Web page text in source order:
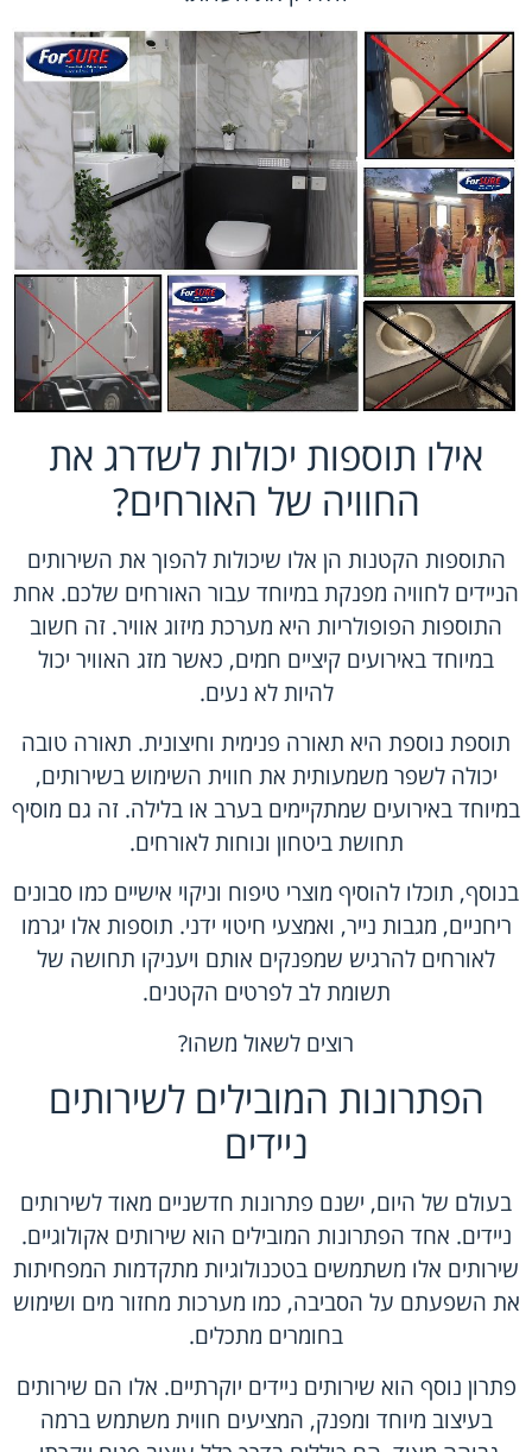
אילו תוספות יכולות לשדרג את
החוויה של האורחים?
התוספות הקטנות הן אלו שיכולות להפוך את השירותים
הניידים לחוויה מפנקת במיוחד עבור האורחים שלכם. אחת
התוספות הפופולריות היא מערכת מיזוג אוויר. זה חשוב
במיוחד באירועים קיציים חמים, כאשר מזג האוויר יכול
להיות לא נעים.
תוספת נוספת היא תאורה פנימית וחיצונית. תאורה טובה
יכולה לשפר משמעותית את חווית השימוש בשירותים,
במיוחד באירועים שמתקיימים בערב או בלילה. זה גם מוסיף
תחושת ביטחון ונוחות לאורחים.
בנוסף, תוכלו להוסיף מוצרי טיפוח וניקוי אישיים כמו סבונים
ריחניים, מגבות נייר, ואמצעי חיטוי ידני. תוספות אלו יגרמו
לאורחים להרגיש שמפנקים אותם ויעניקו תחושה של
תשומת לב לפרטים הקטנים.
רוצים לשאול משהו?
הפתרונות המובילים לשירותים
ניידים
בעולם של היום, ישנם פתרונות חדשניים מאוד לשירותים
ניידים. אחד הפתרונות המובילים הוא שירותים אקולוגיים.
שירותים אלו משתמשים בטכנולוגיות מתקדמות המפחיתות
את השפעתם על הסביבה, כמו מערכות מחזור מים ושימוש
בחומרים מתכלים.
פתרון נוסף הוא שירותים ניידים יוקרתיים. אלו הם שירותים
בעיצוב מיוחד ומפנק, המציעים חווית משתמש ברמה